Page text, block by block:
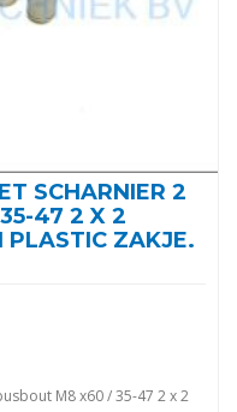
SCHARNIER 2
47 2 X 2
PLASTIC ZAKJE.
M8 x60 / 35-47 2 x 2